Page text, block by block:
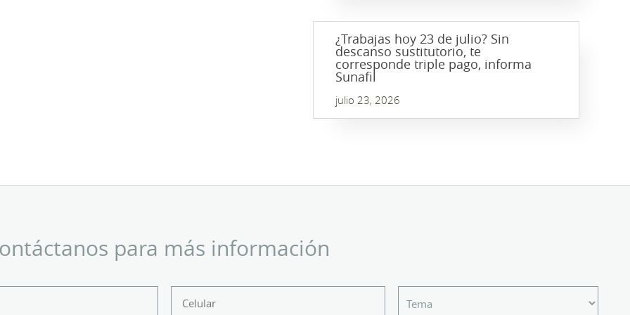
¿Trabajas hoy 23 de julio? Sin
descanso sustitutorio, te
corresponde triple pago, informa
Sunafil
julio 23, 2026
para más información